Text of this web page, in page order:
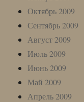
Октябрь 2009
Сентябрь 2009
Август 2009
Июль 2009
Июнь 2009
Май 2009
Апрель 2009